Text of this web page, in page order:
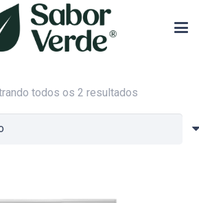
todos os 2 resultados